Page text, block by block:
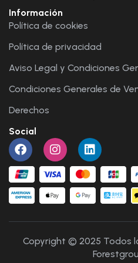
Información
Política de cookies
Política de privacidad
Aviso Legal y Condiciones
Condiciones Generales de
Derechos
Social
Copyright © 2025 Todos